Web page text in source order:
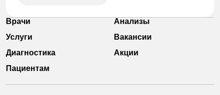
Врачи
Анализы
Услуги
Вакансии
Диагностика
Акции
Пациентам